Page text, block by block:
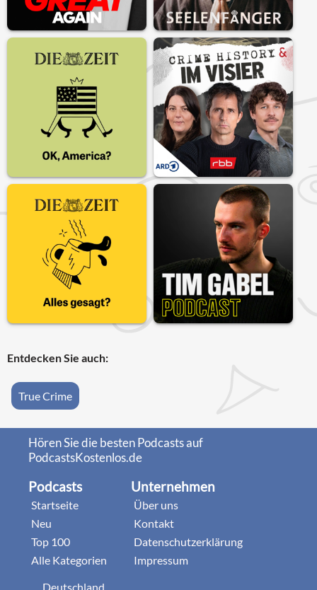
Entdecken Sie auch:
True Crime
Hören Sie die besten Podcasts auf
PodcastsKostenlos.de
Podcasts
Startseite
Neu
Top 100
Alle Kategorien
Unternehmen
Über uns
Kontakt
Datenschutzerklärung
Impressum
Deutschland